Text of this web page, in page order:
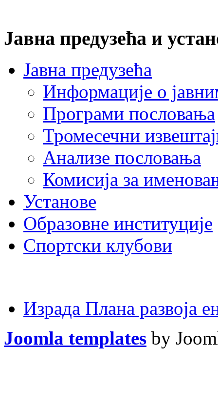
Јавна предузећа и
Јавна предузећа
Информације о
Програми пословања
Тромесечни
Анализе пословања
Комисија за
Установе
Образовне институције
Спортски клубови
Израда Плана развоја
Joomla templates by